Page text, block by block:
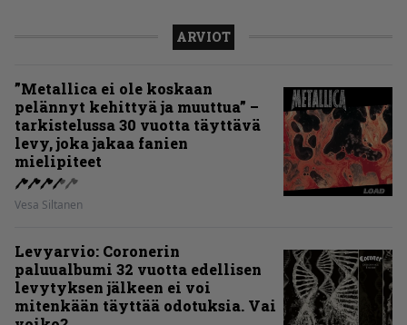
ARVIOT
”Metallica ei ole koskaan
pelännyt kehittyä ja muuttua” –
tarkistelussa 30 vuotta täyttävä
levy, joka jakaa fanien
mielipiteet
Vesa Siltanen
Levyarvio: Coronerin
paluualbumi 32 vuotta edellisen
levytyksen jälkeen ei voi
mitenkään täyttää odotuksia. Vai